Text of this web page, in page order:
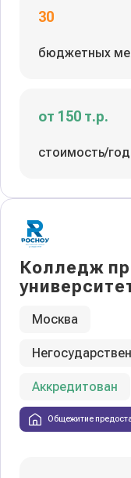
30
бюджетных
от 150 т.р.
стоимость/год
Колледж
Москва
Аккредитован
Общежитие